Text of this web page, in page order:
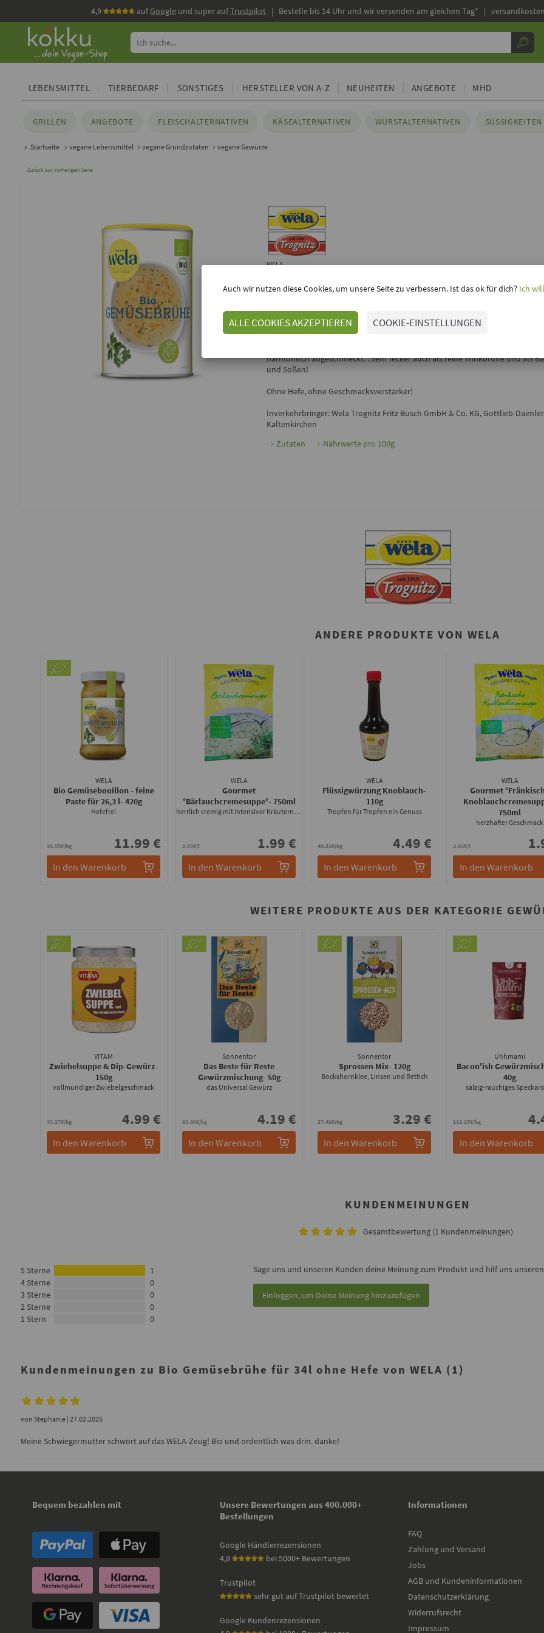
4,9 aufGoogle und super aufTrustpilot | Bestelle bis 14 Uhr und wir versenden am gleichen Tag* |
LEBENSMITTEL TIERBEDARF SONSTIGES HERSTELLER VON A-Z NEUHEITEN ANGEBOTE MHD
GRILLEN ANGEBOTE FLEISCHALTERNATIVEN KÄSEALTERNATIVEN WURSTALTERNATIVEN SÜSSIGKEITEN
Startseite vegane Lebensmittel vegane Grundzutaten vegane Gewürze
Zurück zur vorherigen Seite
WELA
Einloggen, um Deine Meinung hinzuzufügen
BIO GEMÜSEBRÜHE FÜR 34L OHNE HEFE VON WELA
harmonisch abgeschmeckt. . Sehr lecker auch als reine Trinkbrühe und als
und Soßen!
Ohne Hefe, ohne Geschmacksverstärker!
Inverkehrbringer: Wela Trognitz Fritz Busch GmbH & Co. KG, Gottlieb-
Kaltenkirchen
Zutaten
Nährwerte pro 100g
ANDERE PRODUKTE VON WELA
WELA
Bio Gemüsebouillon - feine
Paste für 26,3 l- 420g
Hefefrei
28.55€/kg 11.99 €
In den Warenkorb
WELA
Gourmet
°Bärlauchcremesuppe°- 750ml
herrlich cremig mit intensiver Kräuternote
2.65€/l 1.99 €
In den Warenkorb
WELA
Flüssigwürzung Knoblauch-
110g
Tropfen für Tropfen ein Genuss
40.82€/kg 4.49 €
In den Warenkorb
WELA
Gourmet
750ml
herzhafter Geschmack
2.65€/l
In den Warenkorb
WEITERE PRODUKTE AUS DER KATEGORIE
VITAM
Zwiebelsuppe & Dip-Gewürz-
150g
vollmundiger Zwiebelgeschmack
33.27€/kg 4.99 €
In den Warenkorb
Sonnentor
Das Beste für Reste
Gewürzmischung- 50g
das Universal Gewürz
83.80€/kg 4.19 €
In den Warenkorb
Sonnentor
Sprossen Mix- 120g
Bockshornklee, Linsen und Rettich
27.42€/kg 3.29 €
In den Warenkorb
Uhhmami
Bacon'ish
40g
salzig-rauchiges
112.25€/kg
In den Warenkorb
KUNDENMEINUNGEN
Gesamtbewertung (1 Kundenmeinungen)
5 Sterne
1
4 Sterne
0
3 Sterne
0
2 Sterne
0
1 Stern
0
Sage uns und unseren Kunden deine Meinung zum Produkt und hilf uns
Einloggen, um Deine Meinung hinzuzufügen
Kundenmeinungen zu Bio Gemüsebrühe für 34l ohne Hefe von WELA (1)
von Stephanie| 27.02.2025
Meine Schwiegermutter schwört auf das WELA-Zeug! Bio und ordentlich was drin. danke!
Bequem bezahlen mit
Unsere Bewertungen aus 400.000+
Bestellungen
Google Händlerrezensionen
4,9
bei 5000+ Bewertungen
Trustpilot
sehr gut auf Trustpilot bewertet
Google Kundenrezensionen
Informationen
FAQ
Zahlung und Versand
Jobs
AGB und Kundeninformationen
Datenschutzerklärung
Widerrufsrecht
Impressum
Auch wir nutzen diese Cookies, um unsere Seite zu verbessern. Ist das ok für dich?Ich
ALLE COOKIES AKZEPTIEREN COOKIE-EINSTELLUNGEN